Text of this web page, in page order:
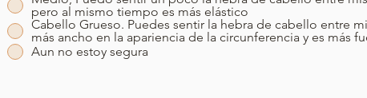
pero al mismo tiempo es más elástico
Cabello Grueso. Puedes sentir la hebra de cabello entre
más ancho en la apariencia de la circunferencia y es más
Aun no estoy segura